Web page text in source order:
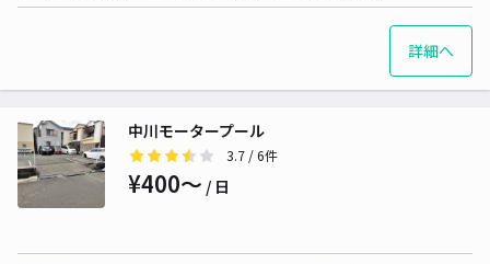
詳細へ
中川モータープール
3.7 / 6件
¥400〜 / 日